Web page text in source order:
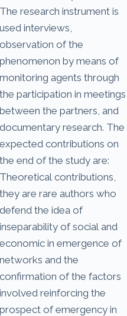
The research instrument is
used interviews,
observation of the
phenomenon by means of
monitoring agents through
the participation in meetings
between the partners, and
documentary research. The
expected contributions on
the end of the study are:
Theoretical contributions,
they are rare authors who
defend the idea of
inseparability of social and
economic in emergence of
networks and the
confirmation of the factors
involved reinforcing the
prospect of emergency in